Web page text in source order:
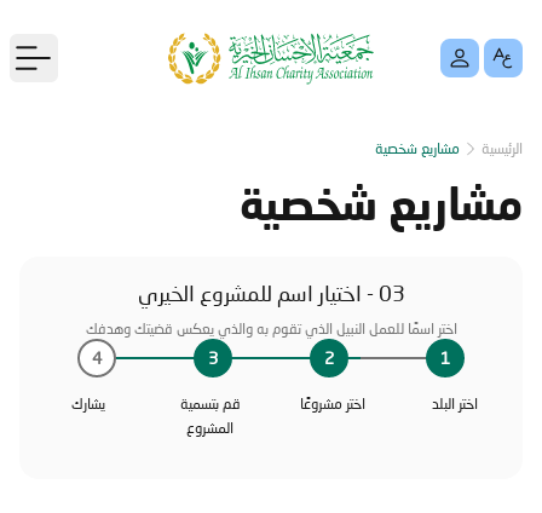
الرئيسية مشاريع شخصية
مشاريع شخصية
03 - اختيار اسم للمشروع الخيري
اختر اسمًا للعمل النبيل الذي تقوم به والذي يعكس قضيتك وهدفك
1
2
3
4
اختر البلد اختر مشروعًا
قم بتسمية
المشروع
يشارك